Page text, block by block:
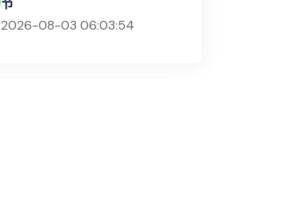
2026-08-03 06:03:54